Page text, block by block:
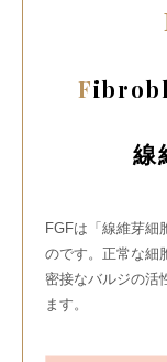
F
線
FGFは「線維芽細
のです。正常な細
密接なバルジの活
ます。